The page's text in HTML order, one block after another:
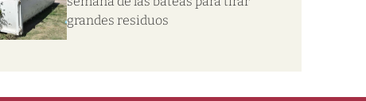
grandes residuos